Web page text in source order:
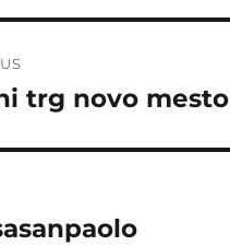
trg novo mesto